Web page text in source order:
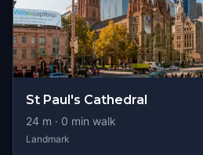
St Paul's Cathedral
24 m · 0 min walk
Landmark